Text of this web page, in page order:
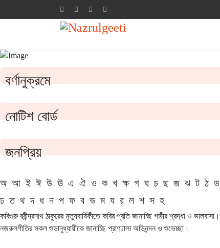
বর্ণানুক্রমে
নোটিশ বোর্ড
জনপ্রিয়
অ আ ই ঈ উ ঊ এ ঐ ও ক খ ক্ষ গ ঘ চ ছ জ ঝ ট ঠ ড
ঢ ত থ দ ধ ন প ফ ব ভ ম য র ল শ স হ
কবিগুরু রবীন্দ্রনাথ ঠাকুরের মৃত্যুবার্ষিকীতে কবির প্রতি জানাচ্ছি গভীর শ্রদ্ধা ও ভালবাসা।
নজরুলগীতির সকল শুভানুধ্যায়ীকে জানাচ্ছি প্রাণঢালা অভিনন্দন ও শুভেচ্ছা।